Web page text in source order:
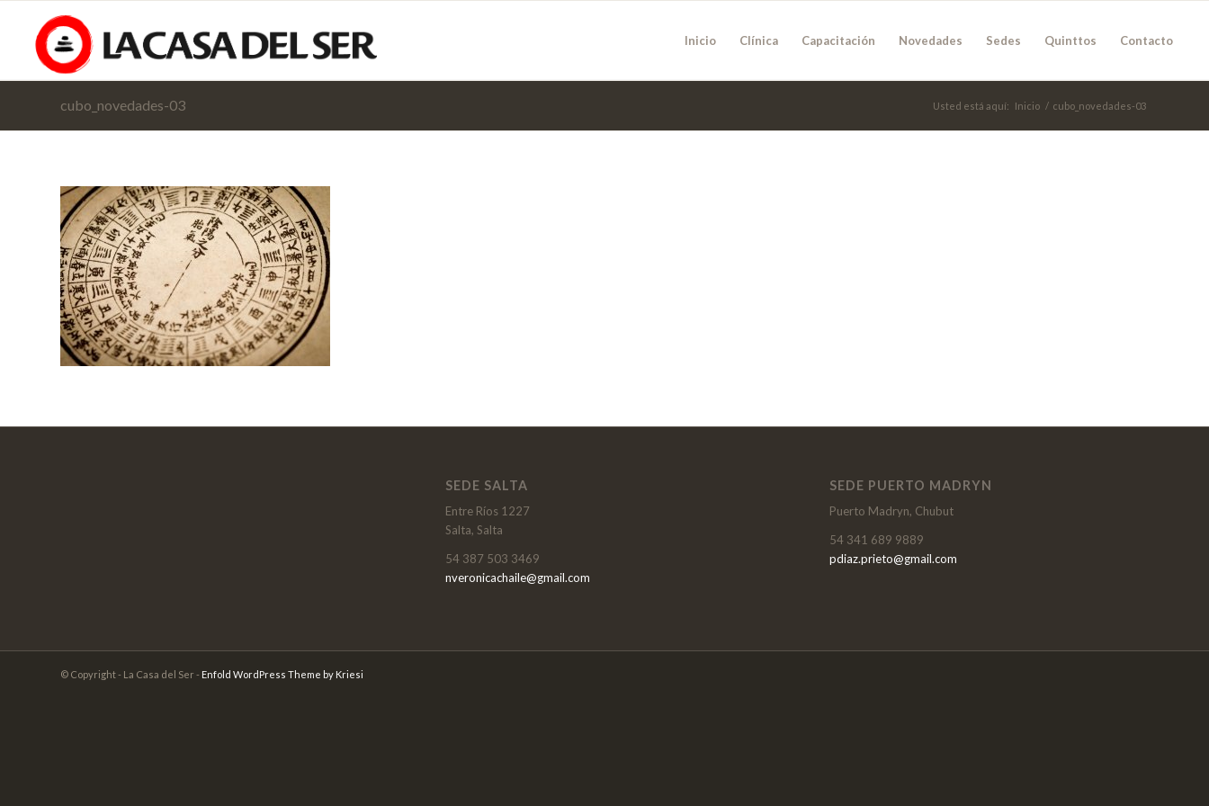
Inicio Clínica Capacitación Novedades Sedes Quinttos Contacto
cubo_novedades-03 Usted está aquí: Inicio / cubo_novedades-03
SEDE SALTA
Entre Ríos 1227
Salta, Salta
54 387 503 3469
nveronicachaile@gmail.com
SEDE PUERTO MADRYN
Puerto Madryn, Chubut
54 341 689 9889
pdiaz.prieto@gmail.com
© Copyright - La Casa del Ser - Enfold WordPress Theme by Kriesi